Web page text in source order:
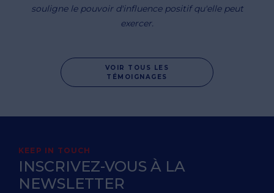
VOIR TOUS LES
TÉMOIGNAGES
souligne le pouvoir d'influence positif qu'elle peut
exercer.
KEEP IN TOUCH
INSCRIVEZ-VOUS À LA
NEWSLETTER